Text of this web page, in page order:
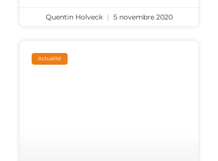
Quentin Holveck 5 novembre 2020
Actualité